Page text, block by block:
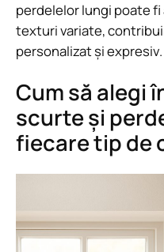
perdelelor lungi poate
texturi variate,
personalizat și expresiv.
Cum să alegi
scurte și
fiecare tip de